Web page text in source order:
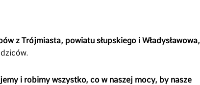
z Trójmiasta, powiatu słupskiego i Władysławowa,
i robimy wszystko, co w naszej mocy, by nasze